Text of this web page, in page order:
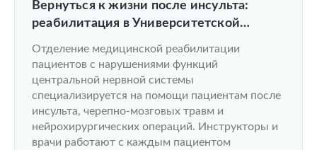
Вернуться к жизни после инсульта:
реабилитация в Университетской
Отделение медицинской реабилитации
пациентов с нарушениями функций
центральной нервной системы
специализируется на помощи пациентам после
инсульта, черепно-мозговых травм и
нейрохирургических операций. Инструкторы и
врачи работают с каждым пациентом